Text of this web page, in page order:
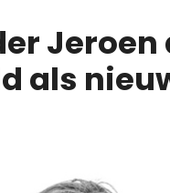
Jeroen
als